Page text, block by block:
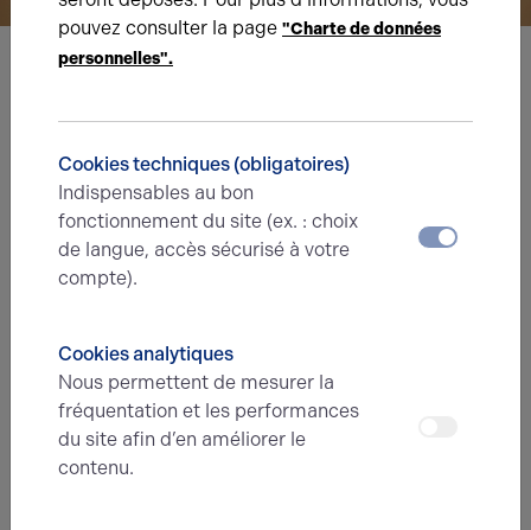
Nom*
Prénom*
E-mail*
pouvez consulter la page "Charte de données
personnelles".
Cookies techniques (obligatoires)
Indispensables au bon
fonctionnement du site (ex. : choix
de langue, accès sécurisé à votre
compte).
Cookies analytiques
Nous permettent de mesurer la
fréquentation et les performances
du site afin d’en améliorer le
contenu.